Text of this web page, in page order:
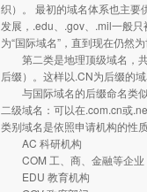
织）。 最初的域名体系也主要
发展，.edu、.gov、.mil一般
为“国际域名”，直到现在仍然
第二类是地理顶级域名，共
后缀）。这样以.CN为后缀的
与国际域名的后缀命名类似
二级域名：可以在.com.cn或
类别域名是依照申请机构的性
AC 科研机构
COM 工、商、金融等企业
EDU 教育机构